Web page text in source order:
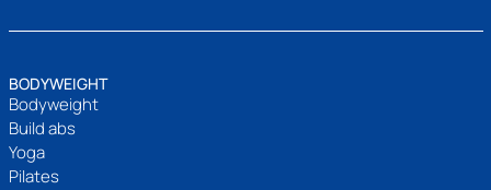
BODYWEIGHT
Bodyweight
Build abs
Yoga
Pilates